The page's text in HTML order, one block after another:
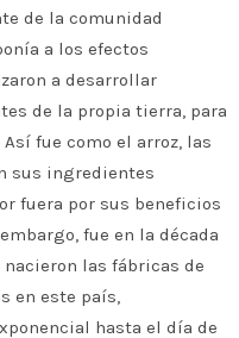
de la comunidad
a los efectos
a desarrollar
de la propia tierra, para
fue como el arroz, las
sus ingredientes
fuera por sus beneficios
fue en la década
las fábricas de
en este país,
hasta el día de